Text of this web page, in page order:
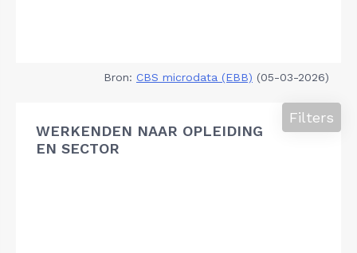
Bron: CBS microdata (EBB) (05-03-2026)
WERKENDEN NAAR OPLEIDING
EN SECTOR
Filters